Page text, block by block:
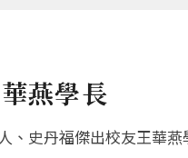
燕學長
、史丹福傑出校友王華